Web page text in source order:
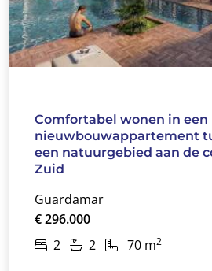
Comfortabel wonen in een
nieuwbouwappartement
een natuurgebied aan de
Zuid
Guardamar
€ 296.000
2
2 70 m2